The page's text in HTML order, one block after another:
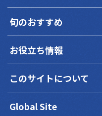
旬のおすすめ
お役立ち情報
このサイトについて
Global Site